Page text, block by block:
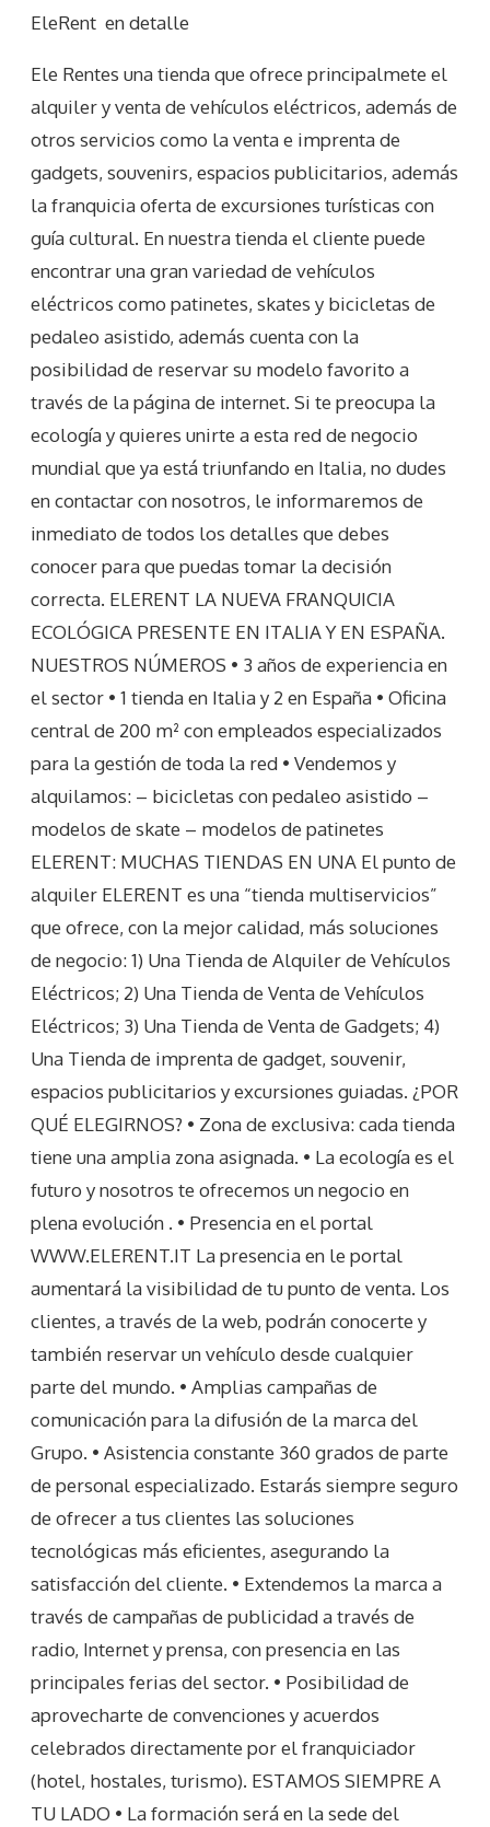
EleRent en detalle
Ele Rentes una tienda que ofrece principalmete el
alquiler y venta de vehículos eléctricos, además de
otros servicios como la venta e imprenta de
gadgets, souvenirs, espacios publicitarios, además
la franquicia oferta de excursiones turísticas con
guía cultural. En nuestra tienda el cliente puede
encontrar una gran variedad de vehículos
eléctricos como patinetes, skates y bicicletas de
pedaleo asistido, además cuenta con la
posibilidad de reservar su modelo favorito a
través de la página de internet. Si te preocupa la
ecología y quieres unirte a esta red de negocio
mundial que ya está triunfando en Italia, no dudes
en contactar con nosotros, le informaremos de
inmediato de todos los detalles que debes
conocer para que puedas tomar la decisión
correcta. ELERENT LA NUEVA FRANQUICIA
ECOLÓGICA PRESENTE EN ITALIA Y EN ESPAÑA.
NUESTROS NÚMEROS • 3 años de experiencia en
el sector • 1 tienda en Italia y 2 en España • Oficina
central de 200 m² con empleados especializados
para la gestión de toda la red • Vendemos y
alquilamos: – bicicletas con pedaleo asistido –
modelos de skate – modelos de patinetes
ELERENT: MUCHAS TIENDAS EN UNA El punto de
alquiler ELERENT es una “tienda multiservicios”
que ofrece, con la mejor calidad, más soluciones
de negocio: 1) Una Tienda de Alquiler de Vehículos
Eléctricos; 2) Una Tienda de Venta de Vehículos
Eléctricos; 3) Una Tienda de Venta de Gadgets; 4)
Una Tienda de imprenta de gadget, souvenir,
espacios publicitarios y excursiones guiadas. ¿POR
QUÉ ELEGIRNOS? • Zona de exclusiva: cada tienda
tiene una amplia zona asignada. • La ecología es el
futuro y nosotros te ofrecemos un negocio en
plena evolución . • Presencia en el portal
WWW.ELERENT.IT La presencia en le portal
aumentará la visibilidad de tu punto de venta. Los
clientes, a través de la web, podrán conocerte y
también reservar un vehículo desde cualquier
parte del mundo. • Amplias campañas de
comunicación para la difusión de la marca del
Grupo. • Asistencia constante 360 grados de parte
de personal especializado. Estarás siempre seguro
de ofrecer a tus clientes las soluciones
tecnológicas más eficientes, asegurando la
satisfacción del cliente. • Extendemos la marca a
través de campañas de publicidad a través de
radio, Internet y prensa, con presencia en las
principales ferias del sector. • Posibilidad de
aprovecharte de convenciones y acuerdos
celebrados directamente por el franquiciador
(hotel, hostales, turismo). ESTAMOS SIEMPRE A
TU LADO • La formación será en la sede del